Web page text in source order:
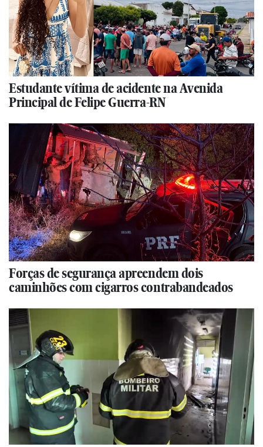
Estudante vítima de acidente na Avenida
Principal de Felipe Guerra-RN
Forças de segurança apreendem dois
caminhões com cigarros contrabandeados